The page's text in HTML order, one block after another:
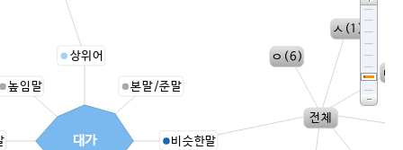
상위어
본말/준말
ㅅ(1)
ㅇ(6)
ㄷ
전체
비슷한말
높임말
대가